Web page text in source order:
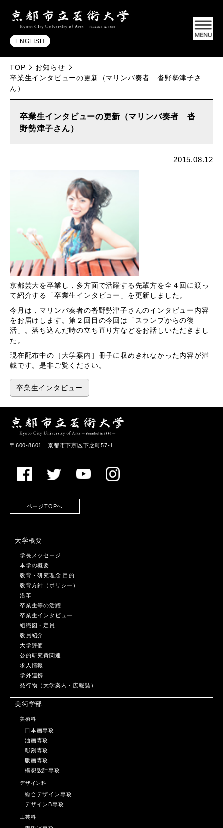
ENGLISH
TOP
お知らせ
卒業生インタビューの更新（マリンバ奏者 沓野勢津子さ
ん）
卒業生インタビューの更新（マリンバ奏者 沓
野勢津子さん）
2015.08.12
京都芸大を卒業し，多方面で活躍する先輩方を全４回に渡っ
て紹介する「卒業生インタビュー」を更新しました。
今月は，マリンバ奏者の沓野勢津子さんのインタビュー内容
をお届けします。第２回目の今回は「スランプからの復
活」。落ち込んだ時の立ち直り方などをお話しいただきまし
た。
現在配布中の［大学案内］冊子に収めきれなかった内容が満
載です。是非ご覧ください。
卒業生インタビュー
〒600-8601 京都市下京区下之町57-1
ページTOPへ
大学概要
学長メッセージ
本学の概要
教育・研究理念,目的
教育方針（ポリシー）
沿革
卒業生等の活躍
卒業生インタビュー
組織図・定員
教員紹介
大学評価
公的研究費関連
求人情報
学外連携
発行物（大学案内・広報誌）
美術学部
美術科
日本画専攻
油画専攻
彫刻専攻
版画専攻
構想設計専攻
デザイン科
総合デザイン専攻
デザインB専攻
工芸科